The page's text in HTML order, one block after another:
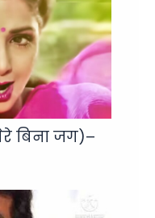
बिना जग)–